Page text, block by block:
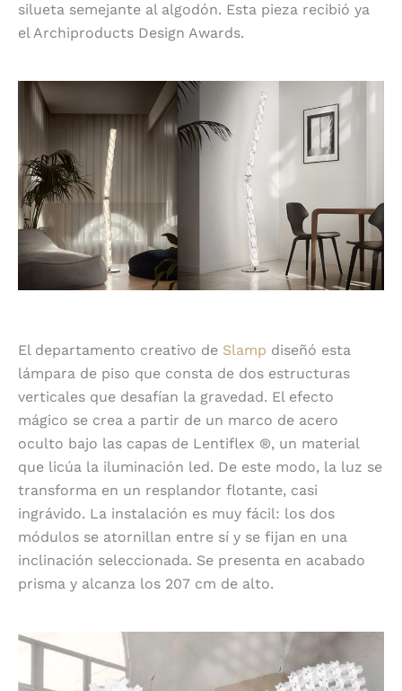
silueta semejante al algodón. Esta pieza recibió ya
el Archiproducts Design Awards.
El departamento creativo de Slamp diseñó esta
lámpara de piso que consta de dos estructuras
verticales que desafían la gravedad. El efecto
mágico se crea a partir de un marco de acero
oculto bajo las capas de Lentiflex ®, un material
que licúa la iluminación led. De este modo, la luz se
transforma en un resplandor flotante, casi
ingrávido. La instalación es muy fácil: los dos
módulos se atornillan entre sí y se fijan en una
inclinación seleccionada. Se presenta en acabado
prisma y alcanza los 207 cm de alto.